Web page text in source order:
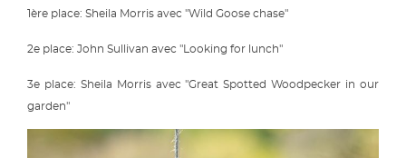
1ère place: Sheila Morris avec "Wild Goose chase"
2e place: John Sullivan avec "Looking for lunch"
3e place: Sheila Morris avec "Great Spotted Woodpecker in our
garden"